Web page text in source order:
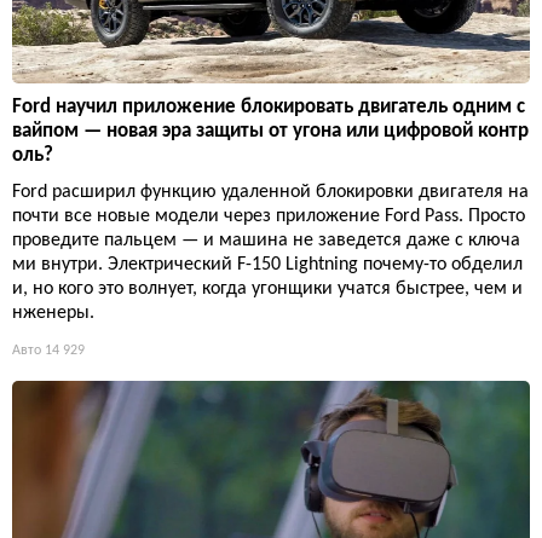
Ford научил приложение блокировать двигатель одним с
вайпом — новая эра защиты от угона или цифровой контр
оль?
Ford расширил функцию удаленной блокировки двигателя на
почти все новые модели через приложение Ford Pass. Просто
проведите пальцем — и машина не заведется даже с ключа
ми внутри. Электрический F-150 Lightning почему-то обделил
и, но кого это волнует, когда угонщики учатся быстрее, чем и
нженеры.
Авто 14 929